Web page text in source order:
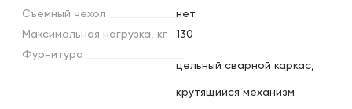
Съемный чехол
нет
Максимальная нагрузка, кг
130
Фурнитура
цельный сварной каркас,
крутящийся механизм